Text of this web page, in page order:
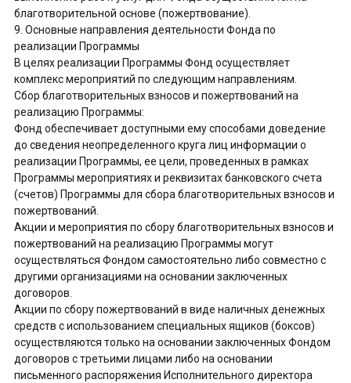
благотворительной основе (пожертвование).
9. Основные направления деятельности Фонда по
реализации Программы
В целях реализации Программы Фонд осуществляет
комплекс мероприятий по следующим направлениям.
Сбор благотворительных взносов и пожертвований на
реализацию Программы:
Фонд обеспечивает доступными ему способами доведение
до сведения неопределенного круга лиц информации о
реализации Программы, ее цели, проведенных в рамках
Программы мероприятиях и реквизитах банковского счета
(счетов) Программы для сбора благотворительных взносов и
пожертвований.
Акции и мероприятия по сбору благотворительных взносов и
пожертвований на реализацию Программы могут
осуществляться Фондом самостоятельно либо совместно с
другими организациями на основании заключенных
договоров.
Акции по сбору пожертвований в виде наличных денежных
средств с использованием специальных ящиков (боксов)
осуществляются только на основании заключенных Фондом
договоров с третьими лицами либо на основании
письменного распоряжения Исполнительного директора